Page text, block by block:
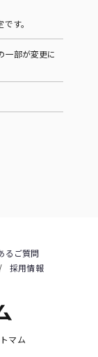
す。
一部が変更に
るご質問
採用情報
マム